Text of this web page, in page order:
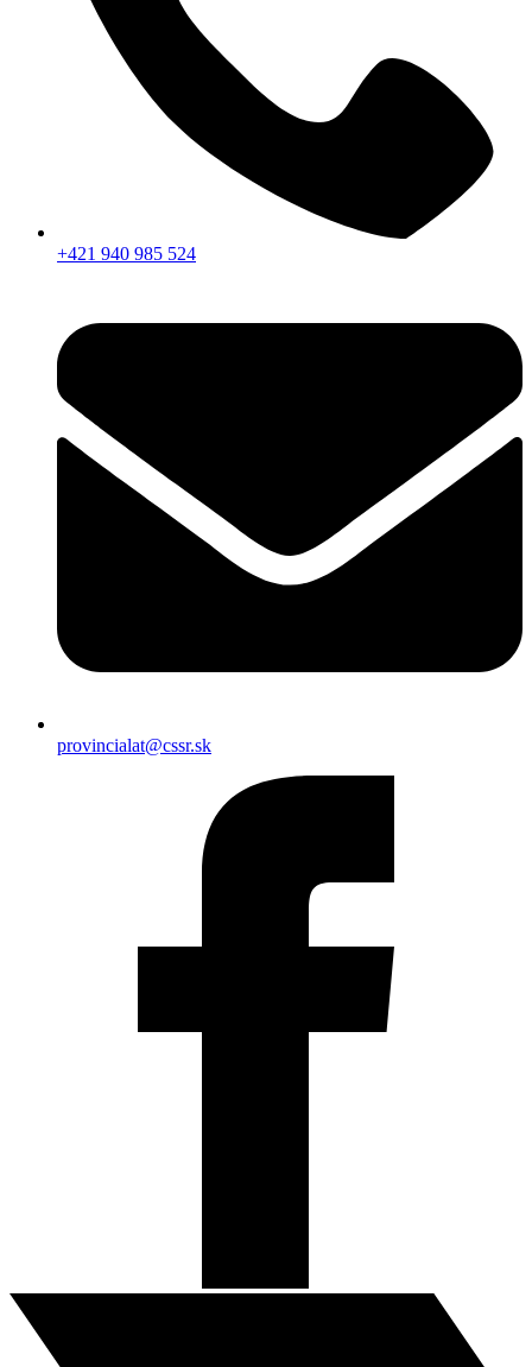
+421 940 985 524
provincialat@cssr.sk